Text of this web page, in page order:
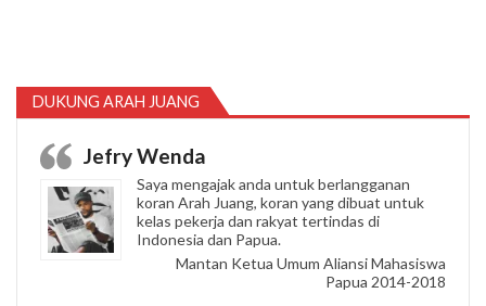
DUKUNG ARAH JUANG
Jefry Wenda
Saya mengajak anda untuk berlangganan
koran Arah Juang, koran yang dibuat untuk
kelas pekerja dan rakyat tertindas di
Indonesia dan Papua.
Mantan Ketua Umum Aliansi Mahasiswa
Papua 2014-2018